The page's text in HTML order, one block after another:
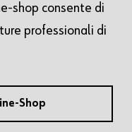
shop consente di
professionali di
Shop